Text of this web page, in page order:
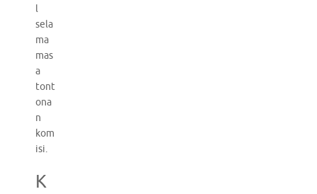
l
sela
ma
mas
a
tont
ona
n
kom
isi.
K